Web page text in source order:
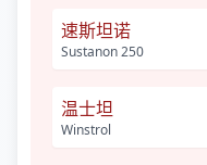
速斯坦诺
Sustanon 250
温士坦
Winstrol